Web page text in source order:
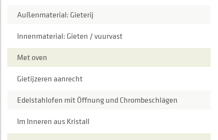
Außenmaterial: Gieterij
Innenmaterial: Gieten / vuurvast
Met oven
Gietijzeren aanrecht
Edelstahlofen mit Öffnung und Chrombeschlägen
Im Inneren aus Kristall